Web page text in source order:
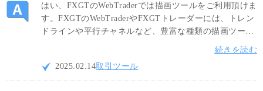
はい、FXGTのWebTraderでは描画ツールをご利用頂けま
す。FXGTのWebTraderやFXGTトレーダーには、トレン
ドラインや平行チャネルなど、豊富な種類の描画ツール
が搭載されています。チャート画面へオブジェクトを直
接書き込み、テクニカル分析やポジションのエントリー
判断などに活用することが可能です。
続きを読む
2025.02.14取引ツール